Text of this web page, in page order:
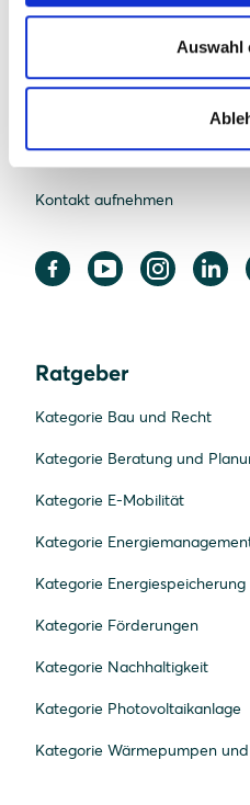
Auswahl
News
FAQ Solarwatt
Kontakt aufnehmen
Ratgeber
Kategorie Bau und Recht
Kategorie Beratung und
Kategorie E-Mobilität
Kategorie
Kategorie Energiespeicherung
Kategorie Förderungen
Kategorie Nachhaltigkeit
Kategorie Photovoltaikanlage
Kategorie Wärmepumpen